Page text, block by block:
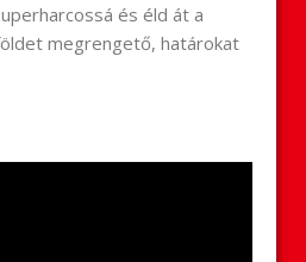
és éld át a
megrengető, határokat